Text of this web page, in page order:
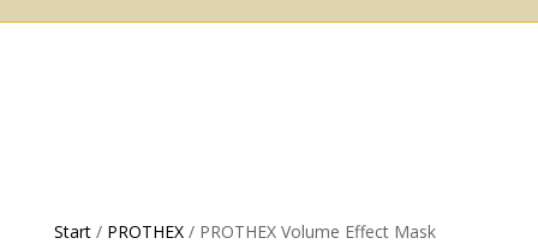
Start/ PROTHEX/ PROTHEX Volume Effect Mask